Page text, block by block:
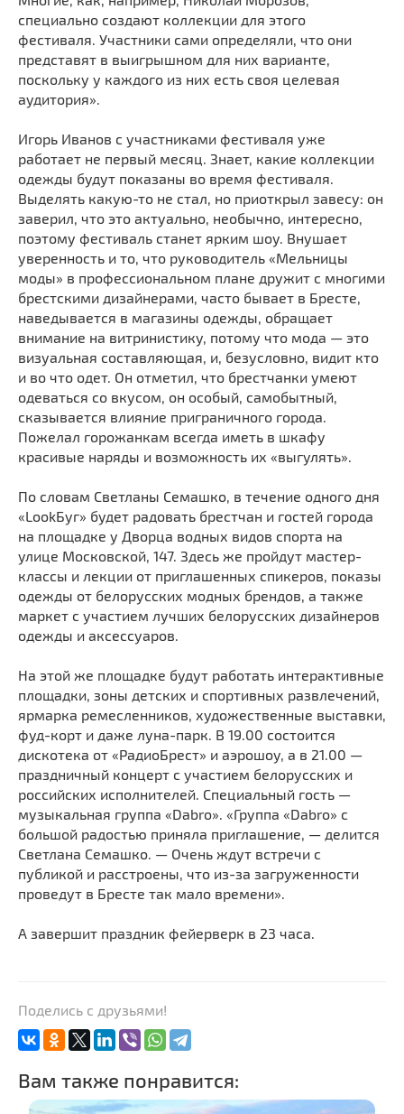
специально создают коллекции для этого
фестиваля. Участники сами определяли, что они
представят в выигрышном для них варианте,
поскольку у каждого из них есть своя целевая
аудитория».
Игорь Иванов с участниками фестиваля уже
работает не первый месяц. Знает, какие коллекции
одежды будут показаны во время фестиваля.
Выделять какую-то не стал, но приоткрыл завесу: он
заверил, что это актуально, необычно, интересно,
поэтому фестиваль станет ярким шоу. Внушает
уверенность и то, что руководитель «Мельницы
моды» в профессиональном плане дружит с многими
брестскими дизайнерами, часто бывает в Бресте,
наведывается в магазины одежды, обращает
внимание на витринистику, потому что мода — это
визуальная составляющая, и, безусловно, видит кто
и во что одет. Он отметил, что брестчанки умеют
одеваться со вкусом, он особый, самобытный,
сказывается влияние приграничного города.
Пожелал горожанкам всегда иметь в шкафу
красивые наряды и возможность их «выгулять».
По словам Светланы Семашко, в течение одного дня
«LookБуг» будет радовать брестчан и гостей города
на площадке у Дворца водных видов спорта на
улице Московской, 147. Здесь же пройдут мастер-
классы и лекции от приглашенных спикеров, показы
одежды от белорусских модных брендов, а также
маркет с участием лучших белорусских дизайнеров
одежды и аксессуаров.
На этой же площадке будут работать интерактивные
площадки, зоны детских и спортивных развлечений,
ярмарка ремесленников, художественные выставки,
фуд-корт и даже луна-парк. В 19.00 состоится
дискотека от «РадиоБрест» и аэрошоу, а в 21.00 —
праздничный концерт с участием белорусских и
российских исполнителей. Специальный гость —
музыкальная группа «Dabro». «Группа «Dabro» с
большой радостью приняла приглашение, — делится
Светлана Семашко. — Очень ждут встречи с
публикой и расстроены, что из-за загруженности
проведут в Бресте так мало времени».
А завершит праздник фейерверк в 23 часа.
Поделись с друзьями!
Вам также понравится: